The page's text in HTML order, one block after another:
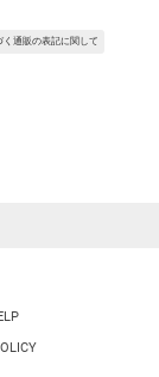
の美しいサテンで作
通販の表記に関して